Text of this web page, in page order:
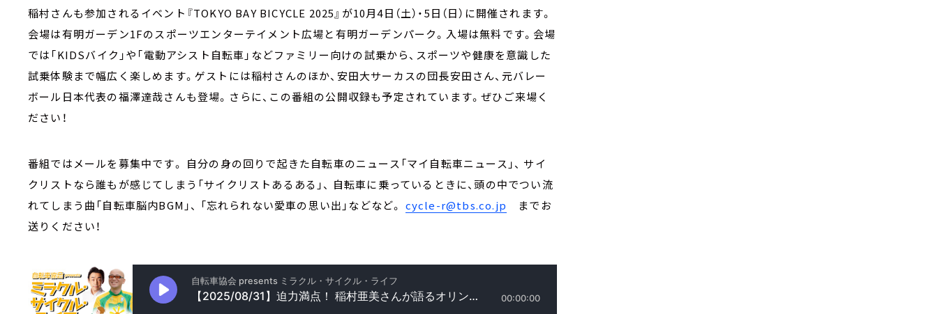
稲村さんも参加されるイベント『TOKYO BAY BICYCLE 2025』が10月4日（土）・5日（日）に開催されます。
会場は有明ガーデン1Fのスポーツエンターテイメント広場と有明ガーデンパーク。入場は無料です。会場
では「KIDSバイク」や「電動アシスト自転車」などファミリー向けの試乗から、スポーツや健康を意識した
試乗体験まで幅広く楽しめます。ゲストには稲村さんのほか、安田大サーカスの団長安田さん、元バレー
ボール日本代表の福澤達哉さんも登場。さらに、この番組の公開収録も予定されています。ぜひご来場く
ださい！
番組ではメールを募集中です。 自分の身の回りで起きた自転車のニュース「マイ自転車ニュース」、 サイ
クリストなら誰もが感じてしまう「サイクリストあるある」、 自転車に乗っているときに、頭の中でつい流
れてしまう曲「自転車脳内BGM」、 「忘れられない愛車の思い出」などなど。 cycle-r@tbs.co.jp までお
送りください！